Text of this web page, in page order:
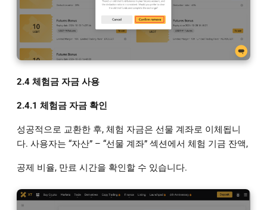
2.4 체험금 자금 사용
2.4.1 체험금 자금 확인
성공적으로 교환한 후, 체험 자금은 선물 계좌로 이체됩니
다. 사용자는 “자산” – “선물 계좌” 섹션에서 체험 기금 잔액,
공제 비율, 만료 시간을 확인할 수 있습니다.